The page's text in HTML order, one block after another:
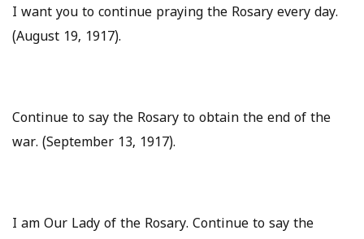
I want you to continue praying the Rosary every day.
(August 19, 1917).
Continue to say the Rosary to obtain the end of the
war. (September 13, 1917).
I am Our Lady of the Rosary. Continue to say the